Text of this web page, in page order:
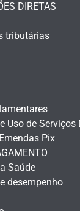
DIRETAS
tributárias
Uso de Serviços
Pix
Saúde
desempenho